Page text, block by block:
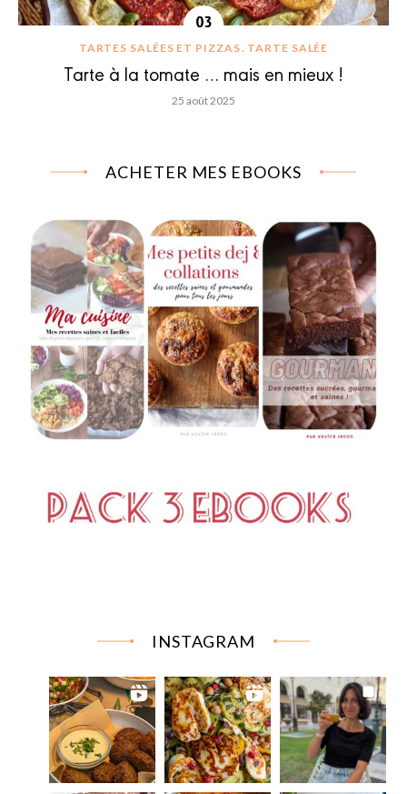
TARTES SALÉES ET PIZZAS TARTE SALÉE
Tarte à la tomate … mais en mieux !
25 août 2025
ACHETER MES EBOOKS
INSTAGRAM